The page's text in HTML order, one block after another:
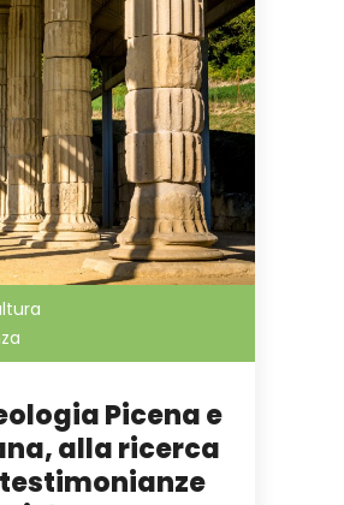
Picena e
alla ricerca